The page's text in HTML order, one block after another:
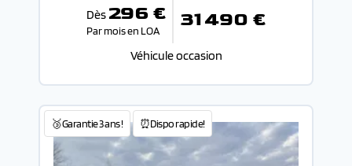
Dès 296 €
Par mois en LOA 31 490 €
Véhicule occasion
🥉Garantie 3 ans ! ⏰Dispo rapide!